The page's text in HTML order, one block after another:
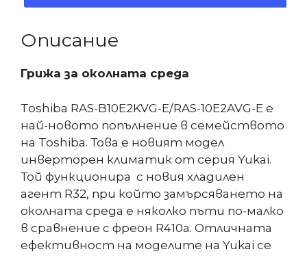
Описание
Грижа за околната среда
Toshiba RAS-B10E2KVG-E/RAS-10E2AVG-E е
най-новото попълнение в семейството
на Toshiba. Това е новият модел
инверторен климатик от серия Yukai.
Той функционира с новия хладилен
агент R32, при който замърсяването на
околната среда е няколко пъти по-малко
в сравнение с фреон R410а. Отличната
ефективност на моделите на Yukai се